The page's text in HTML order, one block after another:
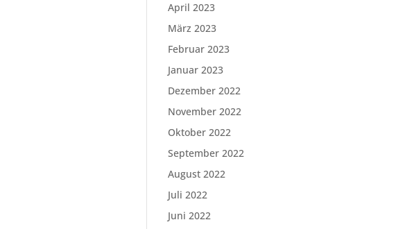
April 2023
März 2023
Februar 2023
Januar 2023
Dezember 2022
November 2022
Oktober 2022
September 2022
August 2022
Juli 2022
Juni 2022